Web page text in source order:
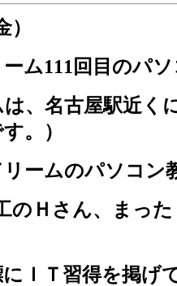
）
ム111 回目のパ
は、名古屋駅近
。）
リームのパソコン
のＨさん、まっ
ＩＴ習得を掲げ